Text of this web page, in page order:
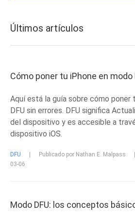
ROM de Android
Actualizar
Frozen
Últimos artículos
Cómo poner tu iPhone en modo
Aquí está la guía sobre cómo poner
DFU sin errores. DFU significa
del dispositivo y es accesible a
dispositivo iOS.
DFU Publicado por Nathan E. Malpass
03-06
Modo DFU: los conceptos